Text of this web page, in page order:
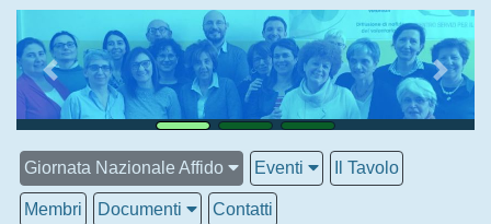
Giornata Nazionale Affido Eventi Il Tavolo
Membri Documenti Contatti